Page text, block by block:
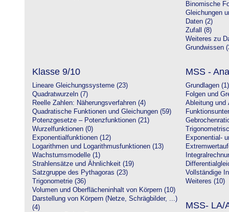
Binomische
Gleichungen
Daten (2)
Zufall (8)
Weiteres zu
Grundwissen
Klasse 9/10
Lineare Gleichungssysteme (23)
Quadratwurzeln (7)
Reelle Zahlen: Näherungsverfahren (4)
Quadratische Funktionen und Gleichungen (59)
Potenzgesetze – Potenzfunktionen (21)
Wurzelfunktionen (0)
Exponentialfunktionen (12)
Logarithmen und Logarithmusfunktionen (13)
Wachstumsmodelle (1)
Strahlensätze und Ähnlichkeit (19)
Satzgruppe des Pythagoras (23)
Trigonometrie (36)
Volumen und Oberflächeninhalt von Körpern (10)
Darstellung von Körpern (Netze, Schrägbilder, ...)
(4)
MSS -
Grundlagen (1)
Folgen und
Ableitung und
Exponential-
Vollständige
Weiteres (10)
MSS- LA/